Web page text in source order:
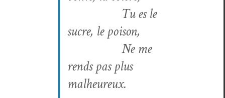
Tu es le
sucre, le poison,
Ne me
rends pas plus
malheureux.